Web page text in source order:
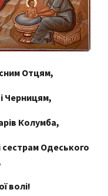
Отцям,
Черницям,
Колумба,
сестрам Одеського
волі!